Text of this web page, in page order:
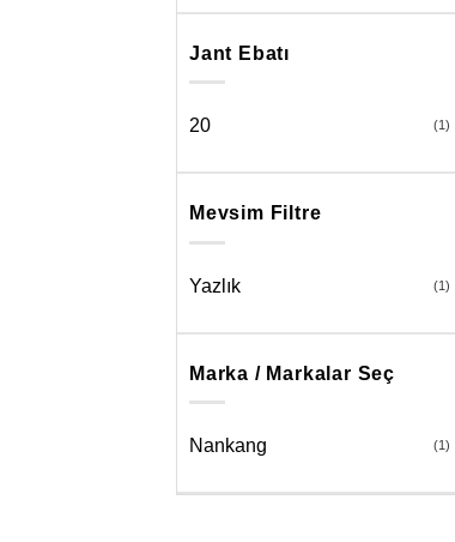
Jant Ebatı
20 (1)
Mevsim Filtre
Yazlık (1)
Marka / Markalar Seç
Nankang (1)